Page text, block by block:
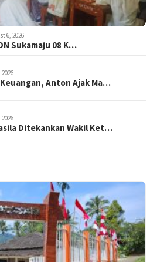
6, 2026
Sukamaju 08 K…
Anton Ajak Ma…
Ditekankan Wakil Ket…